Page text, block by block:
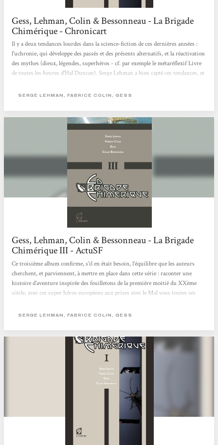
Gess, Lehman, Colin & Bessonneau - La Brigade
Chimérique - Chronicart
Il y a deux tendances lourdes dans la science-fiction de ces dernières années :
l'uchronie, qui développe des passés et des présents alternatifs, et la réactivation
des mythes (dieux, légendes, superhéros - cf. par exemple le métaréflexif Livre
de toutes les heures d'Hal Duncan). Serge Lehman a bien capté ces tendances, et
Dans la lignée des Watchmen et d'American gods (Neil Gaiman), entre autres,
l'influence...
SERGE LEHMAN, FABRICE COLIN, GESS
Gess, Lehman, Colin & Bessonneau - La Brigade
Chimérique III - ActuSF
Ce troisième album confirme, s’il en était besoin, l’équilibre que les auteurs
cherchent, et parviennent, à mettre en place dans cette série : raconter une
histoire d’aventure inspirée des feuilletons de la première moitié du XXème
siècle, avec ces super héros européens aux prises avec le Mal sous toutes ses
Ainsi, Jung et ses théories sur la conscience collective entrent en scène dans le
SERGE LEHMAN, FABRICE COLIN, GESS